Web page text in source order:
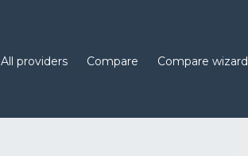
All providers Compare Compare wizard